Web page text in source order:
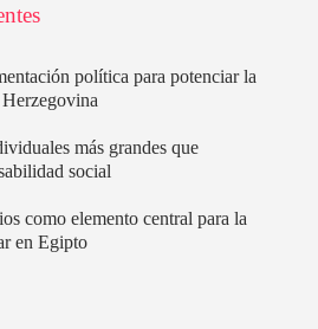
política para potenciar la
más grandes que
social
como elemento central para la
en Egipto